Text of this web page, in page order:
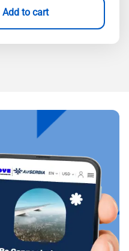
Add to cart